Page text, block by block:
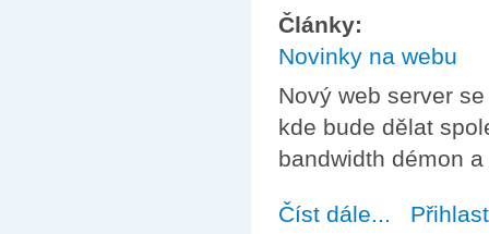
Články:
Novinky na webu
Nový web server
kde bude dělat
bandwidth démon
Číst dále... about